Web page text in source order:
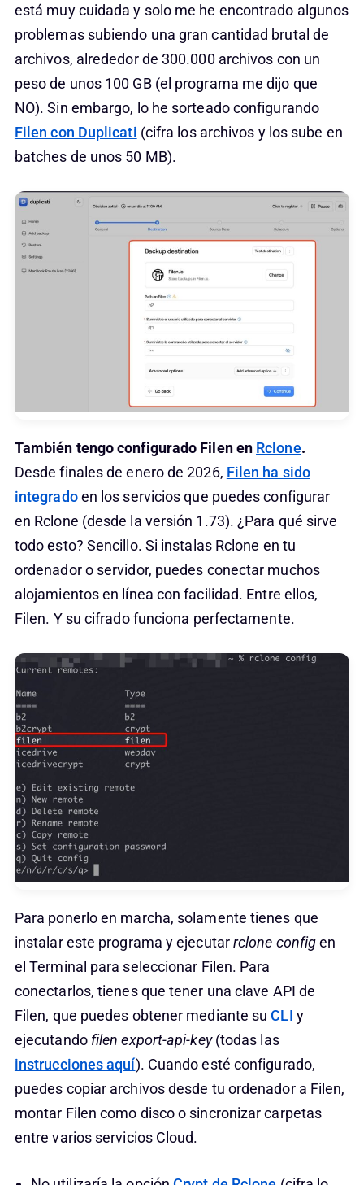
está muy cuidada y solo me he encontrado algunos
problemas subiendo una gran cantidad brutal de
archivos, alrededor de 300.000 archivos con un
peso de unos 100 GB (el programa me dijo que
NO). Sin embargo, lo he sorteado configurando
Filen con Duplicati (cifra los archivos y los sube en
batches de unos 50 MB).
También tengo configurado Filen en Rclone.
Desde finales de enero de 2026, Filen ha sido
integradoen los servicios que puedes configurar
en Rclone (desde la versión 1.73). ¿Para qué sirve
todo esto? Sencillo. Si instalas Rclone en tu
ordenador o servidor, puedes conectar muchos
alojamientos en línea con facilidad. Entre ellos,
Filen. Y su cifrado funciona perfectamente.
Para ponerlo en marcha, solamente tienes que
instalar este programa y ejecutarrclone configen
el Terminal para seleccionar Filen. Para
conectarlos, tienes que tener una clave API de
Filen, que puedes obtener mediante suCLI y
ejecutando filen export-api-key(todas las
instrucciones aquí). Cuando esté configurado,
puedes copiar archivos desde tu ordenador a Filen,
montar Filen como disco o sincronizar carpetas
entre varios servicios Cloud.